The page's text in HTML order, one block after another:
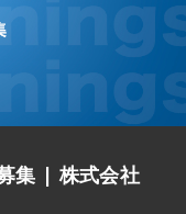
集 | 株式会社